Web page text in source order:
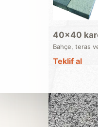
40×40
Bahçe, teras
Teklif al